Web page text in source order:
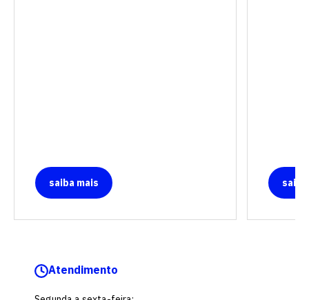
saiba mais
Atendimento